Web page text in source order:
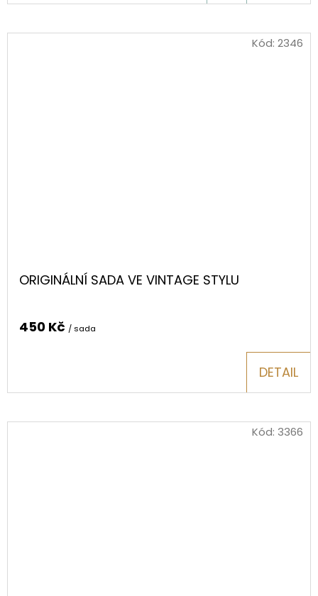
KOŠÍKU
ORIGINÁLNÍ SADA VE VINTAGE STYLU
450 Kč / sada
DETAIL
Kód: 2346
Kód: 3366